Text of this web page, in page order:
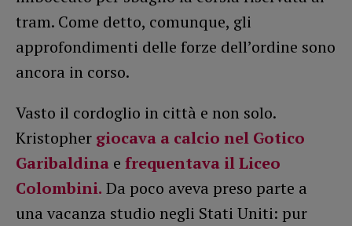
tram. Come detto, comunque, gli
approfondimenti delle forze dell’ordine sono
ancora in corso.
Vasto il cordoglio in città e non solo.
Kristopher giocava a calcio nel Gotico
Garibaldina e frequentava il Liceo
Colombini. Da poco aveva preso parte a
una vacanza studio negli Stati Uniti: pur